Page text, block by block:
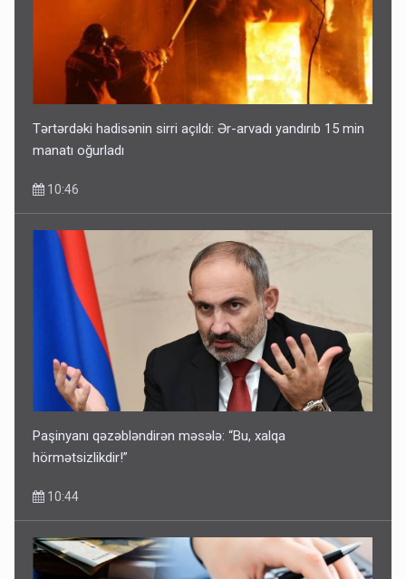
Tərtərdəki hadisənin sirri açıldı: Ər-arvadı yandırıb 15 min
manatı oğurladı
10:46
Paşinyanı qəzəbləndirən məsələ: “Bu, xalqa
hörmətsizlikdir!”
10:44